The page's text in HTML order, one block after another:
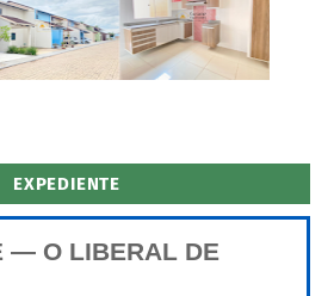
EXPEDIENTE
— O LIBERAL DE